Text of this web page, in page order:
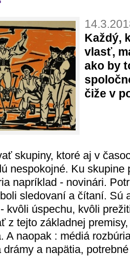
Každý,
vlasť,
ako by
čiže v
skupiny, ktoré aj v
nespokojné. Ku skupine
napríklad - novinári.
sledovaní a čítaní. Sú
kvôli úspechu, kvôli
z tejto základnej
A naopak : médiá
a napätia,